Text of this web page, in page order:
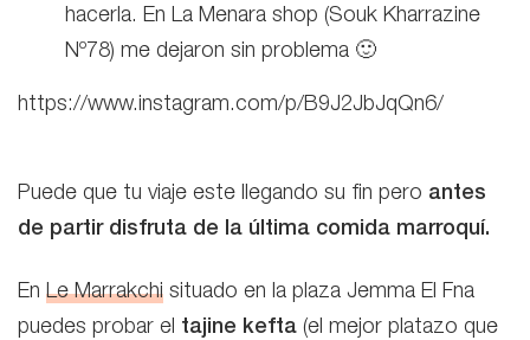
hacerla. En La Menara shop (Souk Kharrazine
Nº78) me dejaron sin problema 🙂
https://www.instagram.com/p/B9J2JbJqQn6/
Puede que tu viaje este llegando su fin pero antes
de partir disfruta de la última comida marroquí.
En Le Marrakchi situado en la plaza Jemma El Fna
puedes probar el tajine kefta (el mejor platazo que